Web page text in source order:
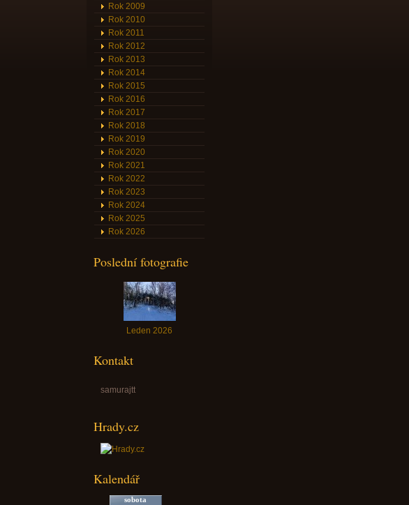
Rok 2009
Rok 2010
Rok 2011
Rok 2012
Rok 2013
Rok 2014
Rok 2015
Rok 2016
Rok 2017
Rok 2018
Rok 2019
Rok 2020
Rok 2021
Rok 2022
Rok 2023
Rok 2024
Rok 2025
Rok 2026
Poslední fotografie
Leden 2026
Kontakt
samurajtt
Hrady.cz
Kalendář
sobota